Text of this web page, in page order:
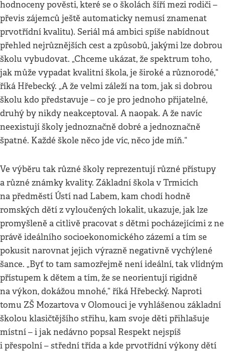
hodnoceny pověsti, které se o školách šíří mezi rodiči –
převis zájemců ještě automaticky nemusí znamenat
prvotřídní kvalitu). Seriál má ambici spíše nabídnout
přehled nejrůznějších cest a způsobů, jakými lze dobrou
školu vybudovat. „Chceme ukázat, že spektrum toho,
jak může vypadat kvalitní škola, je široké a různorodé,“
říká Hřebecký. „A že velmi záleží na tom, jak si dobrou
školu kdo představuje – co je pro jednoho přijatelné,
druhý by nikdy neakceptoval. A naopak. A že navíc
neexistují školy jednoznačně dobré a jednoznačně
špatné. Každé škole něco jde víc, něco jde míň.“
Ve výběru tak různé školy reprezentují různé přístupy
a různé známky kvality. Základní škola v Trmicích
na předměstí Ústí nad Labem, kam chodí hodně
romských dětí z vyloučených lokalit, ukazuje, jak lze
promyšleně a citlivě pracovat s dětmi pocházejícími z ne
právě ideálního socioekonomického zázemí a tím se
pokusit narovnat jejich výrazně negativně vychýlené
šance. „Byť to tam samozřejmě není ideální, tak vlídným
přístupem k dětem a tím, že se neorientují rigidně
na výkon, dokážou mnohé,“ říká Hřebecký. Naproti
tomu ZŠ Mozartova v Olomouci je vyhlášenou základní
školou klasičtějšího střihu, kam svoje děti přihlašuje
místní – i jak nedávno popsal Respekt nejspíš
i přespolní – střední třída a kde prvotřídní výkony dětí